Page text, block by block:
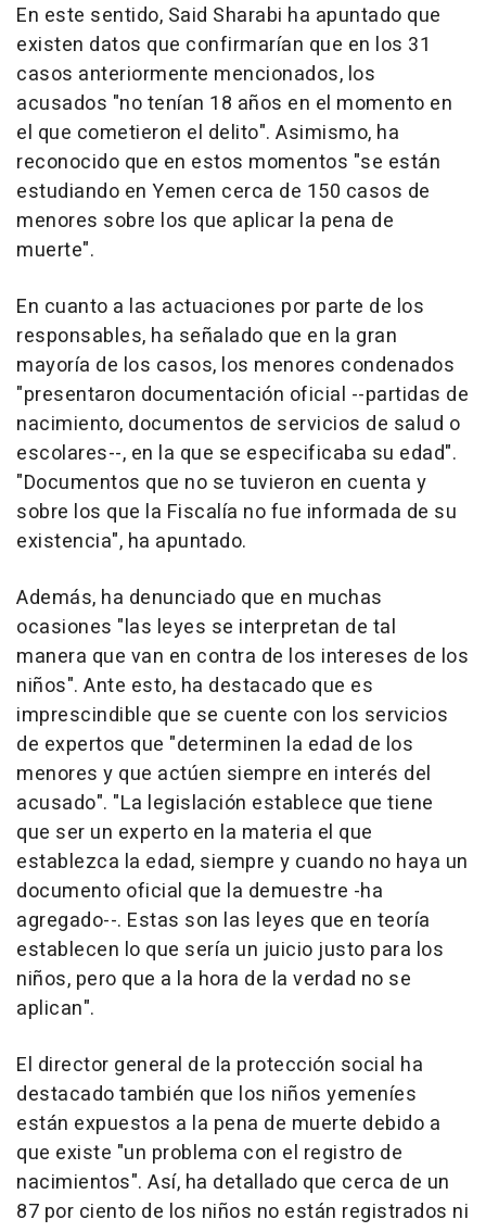
En este sentido, Said Sharabi ha apuntado que
existen datos que confirmarían que en los 31
casos anteriormente mencionados, los
acusados "no tenían 18 años en el momento en
el que cometieron el delito". Asimismo, ha
reconocido que en estos momentos "se están
estudiando en Yemen cerca de 150 casos de
menores sobre los que aplicar la pena de
muerte".
En cuanto a las actuaciones por parte de los
responsables, ha señalado que en la gran
mayoría de los casos, los menores condenados
"presentaron documentación oficial --partidas de
nacimiento, documentos de servicios de salud o
escolares--, en la que se especificaba su edad".
"Documentos que no se tuvieron en cuenta y
sobre los que la Fiscalía no fue informada de su
existencia", ha apuntado.
Además, ha denunciado que en muchas
ocasiones "las leyes se interpretan de tal
manera que van en contra de los intereses de los
niños". Ante esto, ha destacado que es
imprescindible que se cuente con los servicios
de expertos que "determinen la edad de los
menores y que actúen siempre en interés del
acusado". "La legislación establece que tiene
que ser un experto en la materia el que
establezca la edad, siempre y cuando no haya un
documento oficial que la demuestre -ha
agregado--. Estas son las leyes que en teoría
establecen lo que sería un juicio justo para los
niños, pero que a la hora de la verdad no se
aplican".
El director general de la protección social ha
destacado también que los niños yemeníes
están expuestos a la pena de muerte debido a
que existe "un problema con el registro de
nacimientos". Así, ha detallado que cerca de un
87 por ciento de los niños no están registrados ni